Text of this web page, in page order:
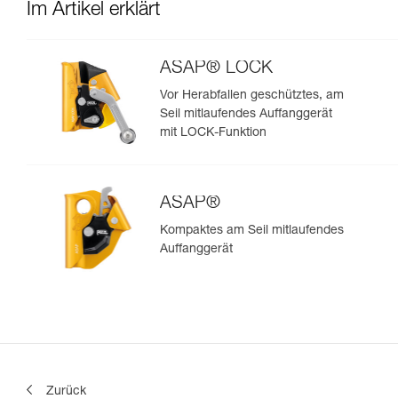
Im Artikel erklärt
ASAP® LOCK
Vor Herabfallen geschütztes, am
Seil mitlaufendes Auffanggerät
mit LOCK-Funktion
ASAP®
Kompaktes am Seil mitlaufendes
Auffanggerät
Zurück